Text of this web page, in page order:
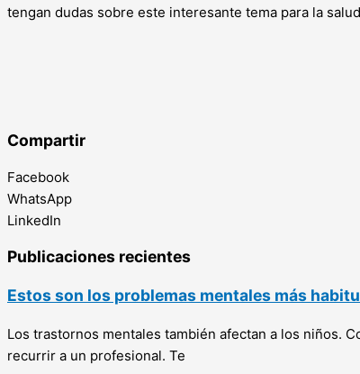
tengan dudas sobre este interesante tema para la
Compartir
Facebook
WhatsApp
LinkedIn
Publicaciones recientes
Estos son los problemas mentales más
Los trastornos mentales también afectan a los niños.
recurrir a un profesional. Te